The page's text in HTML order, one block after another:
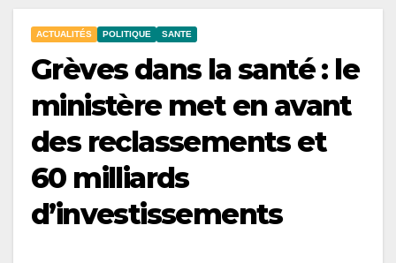
ACTUALITÉS POLITIQUE SANTE
Grèves dans la santé : le
ministère met en avant
des reclassements et
60 milliards
d’investissements